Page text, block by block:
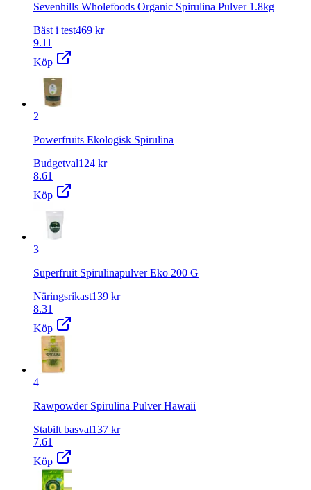
Sevenhills Wholefoods Organic Spirulina Pulver 1.8kg
Bäst i test469 kr
9.11
Köp
2
Powerfruits Ekologisk Spirulina
Budgetval124 kr
8.61
Köp
3
Superfruit Spirulinapulver Eko 200 G
Näringsrikast139 kr
8.31
Köp
4
Rawpowder Spirulina Pulver Hawaii
Stabilt basval137 kr
7.61
Köp